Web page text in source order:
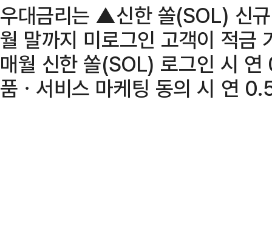
우대금리는 ▲신한 쏠(SOL) 신
월 말까지 미로그인 고객이 적
매월 신한 쏠(SOL) 로그인 시
품ㆍ서비스 마케팅 동의 시 연